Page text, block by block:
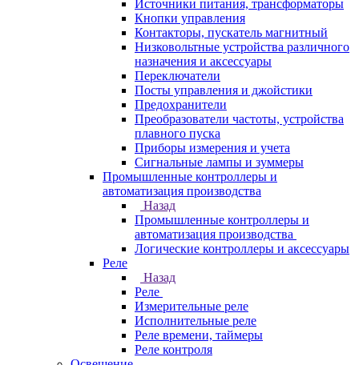
Источники питания, трансформаторы
Кнопки управления
Контакторы, пускатель магнитный
Низковольтные устройства различного
назначения и аксессуары
Переключатели
Посты управления и джойстики
Предохранители
Преобразователи частоты, устройства
плавного пуска
Приборы измерения и учета
Сигнальные лампы и зуммеры
Промышленные контроллеры и
автоматизация производства
Назад
Промышленные контроллеры и
автоматизация производства
Логические контроллеры и аксессуары
Реле
Назад
Реле
Измерительные реле
Исполнительные реле
Реле времени, таймеры
Реле контроля